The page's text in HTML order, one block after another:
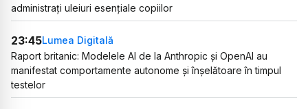
administrați uleiuri esențiale copiilor
23:45Lumea Digitală
Raport britanic: Modelele AI de la Anthropic și OpenAI au
manifestat comportamente autonome și înșelătoare în timpul
testelor